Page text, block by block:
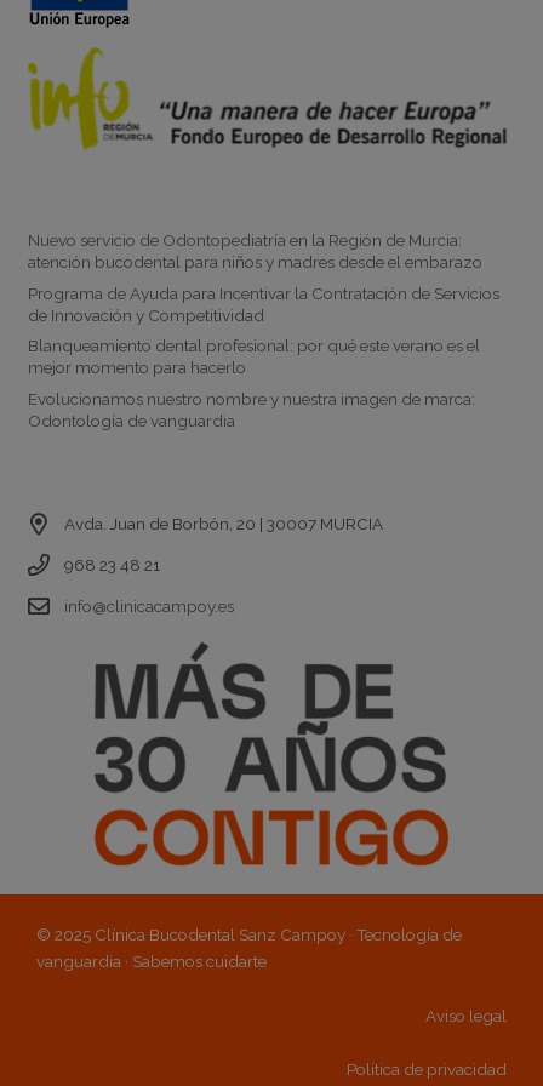
Nuevo servicio de Odontopediatría en la Región de Murcia:
atención bucodental para niños y madres desde el embarazo
Programa de Ayuda para Incentivar la Contratación de Servicios
de Innovación y Competitividad
Blanqueamiento dental profesional: por qué este verano es el
mejor momento para hacerlo
Evolucionamos nuestro nombre y nuestra imagen de marca:
Odontología de vanguardia
Avda. Juan de Borbón, 20 | 30007 MURCIA
968 23 48 21
info@clinicacampoy.es
© 2025 Clínica Bucodental Sanz Campoy · Tecnología de
vanguardia · Sabemos cuidarte
Aviso legal
Política de privacidad